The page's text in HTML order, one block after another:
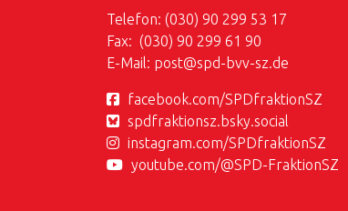
Telefon: (030) 90 299 53 17
Fax: (030) 90 299 61 90
E-Mail: post@spd-bvv-sz.de
facebook.com/SPDfraktionSZ
spdfraktionsz.bsky.social
instagram.com/SPDfraktionSZ
youtube.com/@SPD-FraktionSZ